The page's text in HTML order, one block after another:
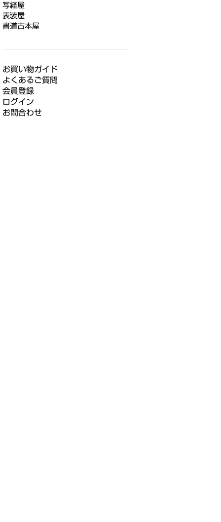
写経屋
表装屋
書道古本屋
お買い物ガイド
よくあるご質問
会員登録
ログイン
お問合わせ